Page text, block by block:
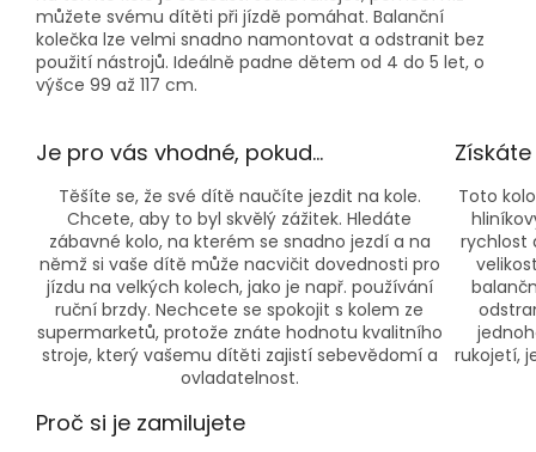
můžete svému dítěti při jízdě pomáhat. Balanční
kolečka lze velmi snadno namontovat a odstranit bez
použití nástrojů. Ideálně padne dětem od 4 do 5 let, o
výšce 99 až 117 cm.
Je pro vás vhodné, pokud…
Těšíte se, že své dítě naučíte jezdit na kole.
Chcete, aby to byl skvělý zážitek. Hledáte
zábavné kolo, na kterém se snadno jezdí a na
němž si vaše dítě může nacvičit dovednosti pro
jízdu na velkých kolech, jako je např. používání
ruční brzdy. Nechcete se spokojit s kolem ze
supermarketů, protože znáte hodnotu kvalitního
stroje, který vašemu dítěti zajistí sebevědomí a
ovladatelnost.
Toto
rychlost
rukojetí,
Proč si je zamilujete